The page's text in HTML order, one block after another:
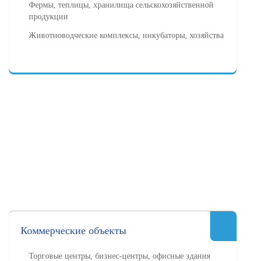
Фермы, теплицы, хранилища сельскохозяйственной
продукции
Животноводческие комплексы, инкубаторы, хозяйства
Коммерческие объекты
Торговые центры, бизнес-центры, офисные здания